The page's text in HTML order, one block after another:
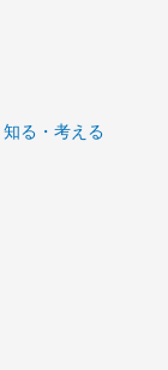
る・考える